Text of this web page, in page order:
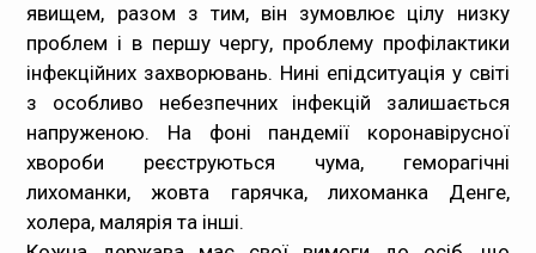
явищем, разом з тим, він зумовлює цілу низку
проблем і в першу чергу, проблему профілактики
інфекційних захворювань. Нині епідситуація у світі
з особливо небезпечних інфекцій залишається
напруженою. На фоні пандемії коронавірусної
хвороби реєструються чума, геморагічні
лихоманки, жовта гарячка, лихоманка Денге,
холера, малярія та інші.